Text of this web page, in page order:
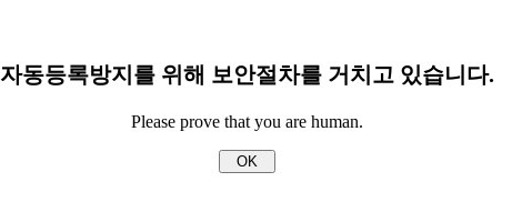
자동등록방지를 위해 보안절차를 거치고 있습니다.
Please prove that you are human.